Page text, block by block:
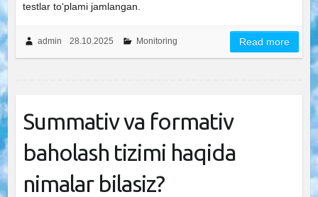
testlar toʻplami jamlangan.
admin 28.10.2025 Monitoring Read more
Summativ va formativ
baholash tizimi haqida
nimalar bilasiz?